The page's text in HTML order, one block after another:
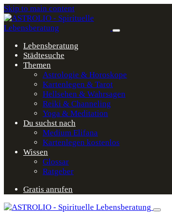
Skip to main content
Lebensberatung
Städtesuche
Themen
Astrologie & Horoskope
Kartenlegen & Tarot
Hellsehen & Wahrsagen
Reiki & Channeling
Yoga & Meditation
Du suchst nach
Medium Elifana
Kartenlegen kostenlos
Wissen
Glossar
Ratgeber
Gratis anrufen